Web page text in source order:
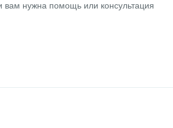
вам нужна помощь или консультация